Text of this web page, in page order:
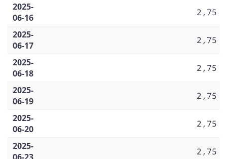
2025-
06-16
2,75
2025-
06-17
2,75
2025-
06-18
2,75
2025-
06-19
2,75
2025-
06-20
2,75
2025-
2,75